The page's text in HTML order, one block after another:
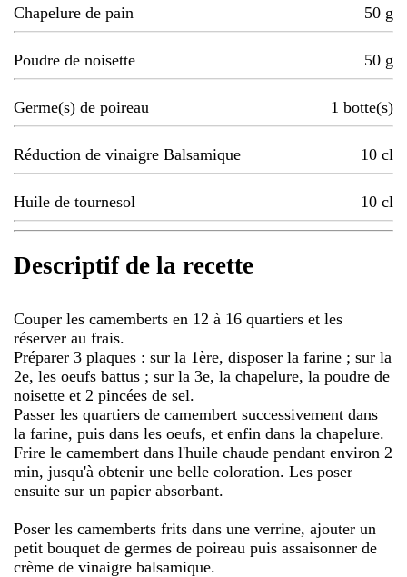
Chapelure de pain 50 g
Poudre de noisette 50 g
Germe(s) de poireau 1 botte(s)
Réduction de vinaigre Balsamique 10 cl
Huile de tournesol 10 cl
Descriptif de la recette
Couper les camemberts en 12 à 16 quartiers et les
réserver au frais.
Préparer 3 plaques : sur la 1ère, disposer la farine ; sur la
2e, les oeufs battus ; sur la 3e, la chapelure, la poudre de
noisette et 2 pincées de sel.
Passer les quartiers de camembert successivement dans
la farine, puis dans les oeufs, et enfin dans la chapelure.
Frire le camembert dans l'huile chaude pendant environ 2
min, jusqu'à obtenir une belle coloration. Les poser
ensuite sur un papier absorbant.
Poser les camemberts frits dans une verrine, ajouter un
petit bouquet de germes de poireau puis assaisonner de
crème de vinaigre balsamique.